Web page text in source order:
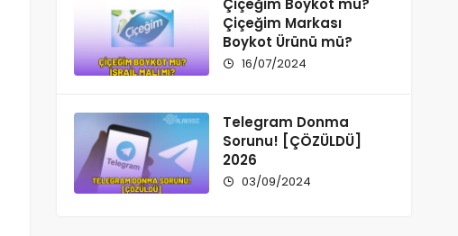
Çiçeğim Boykot mu?
Çiçeğim Markası
Boykot Ürünü mü?
16/07/2024
Telegram Donma
Sorunu! [ÇÖZÜLDÜ]
2026
03/09/2024